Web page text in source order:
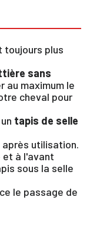
toujours plus
sans
au maximum le
cheval pour
tapis de selle
après utilisation.
et à l'avant
sous la selle
le passage de